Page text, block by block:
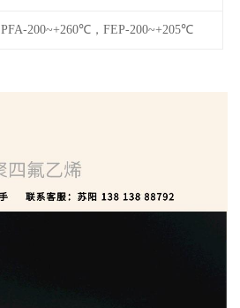
PFA-200~+260℃，FEP-200~+205℃